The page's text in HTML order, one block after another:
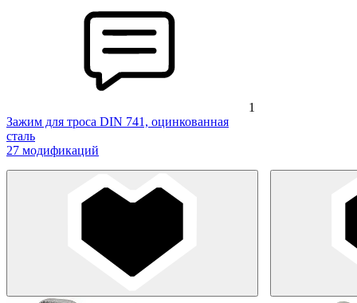
1
Зажим для троса DIN 741, оцинкованная
сталь
27 модификаций